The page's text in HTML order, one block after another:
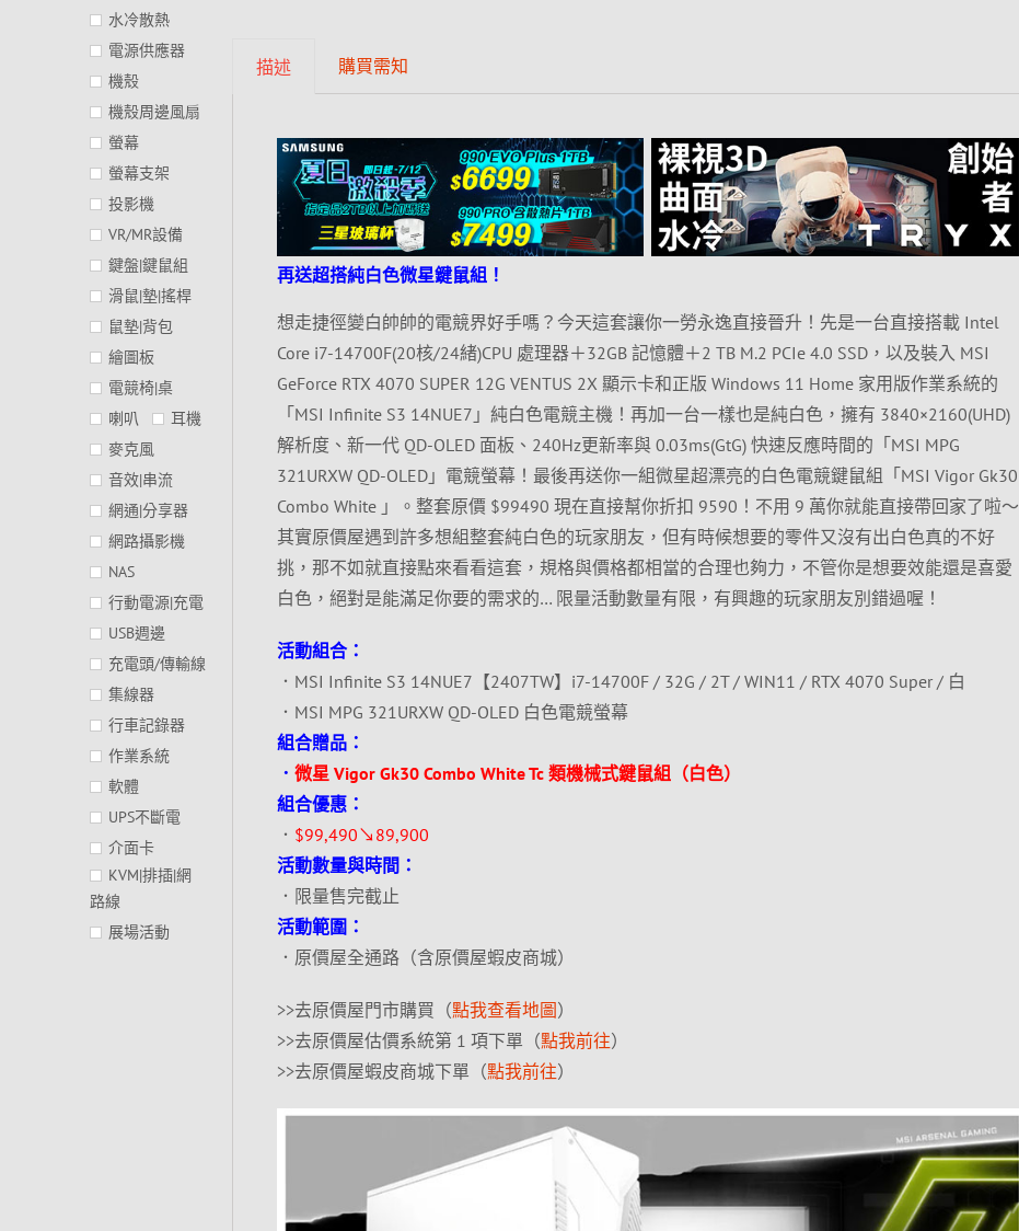
描述 購買需知
再送超搭純白色微星鍵鼠組！
想走捷徑變白帥帥的電競界好手嗎？今天這套讓你一勞永逸直接晉升！先是一台直接搭載 Intel
Core i7-14700F(20核/24緒)CPU 處理器＋32GB 記憶體＋2 TB M.2 PCIe 4.0 SSD，以及裝入 MSI
GeForce RTX 4070 SUPER 12G VENTUS 2X 顯示卡和正版 Windows 11 Home 家用版作業系統的
「MSI Infinite S3 14NUE7」純白色電競主機！再加一台一樣也是純白色，擁有 3840×2160(UHD)
解析度、新一代 QD-OLED 面板、240Hz更新率與 0.03ms(GtG) 快速反應時間的「MSI MPG
321URXW QD-OLED」電競螢幕！最後再送你一組微星超漂亮的白色電競鍵鼠組「MSI Vigor Gk30
Combo White 」。整套原價 $99490 現在直接幫你折扣 9590！不用 9 萬你就能直接帶回家了啦～
其實原價屋遇到許多想組整套純白色的玩家朋友，但有時候想要的零件又沒有出白色真的不好
挑，那不如就直接點來看看這套，規格與價格都相當的合理也夠力，不管你是想要效能還是喜愛
白色，絕對是能滿足你要的需求的… 限量活動數量有限，有興趣的玩家朋友別錯過喔！
活動組合：
．MSI Infinite S3 14NUE7【2407TW】i7-14700F / 32G / 2T / WIN11 / RTX 4070 Super / 白
．MSI MPG 321URXW QD-OLED 白色電競螢幕
組合贈品：
． 微星 Vigor Gk30 Combo White Tc 類機械式鍵鼠組（白色）
組合優惠：
． $99,490↘89,900
活動數量與時間：
．限量售完截止
活動範圍：
．原價屋全通路（含原價屋蝦皮商城）
>>去原價屋門市購買（點我查看地圖）
>>去原價屋估價系統第 1 項下單（點我前往）
>>去原價屋蝦皮商城下單（點我前往）
水冷散熱
電源供應器
機殼
機殼周邊風扇
螢幕
螢幕支架
投影機
VR/MR設備
鍵盤|鍵鼠組
滑鼠|墊|搖桿
鼠墊|背包
繪圖板
電競椅|桌
喇叭
耳機
麥克風
音效|串流
網通|分享器
網路攝影機
NAS
行動電源|充電
USB週邊
充電頭/傳輸線
集線器
行車記錄器
作業系統
軟體
UPS不斷電
介面卡
KVM|排插|網
路線
展場活動